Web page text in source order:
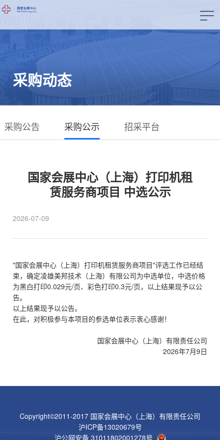
采购动态
采购公告 采购公示 招采平台
国家会展中心（上海）打印机租
赁服务商项目 中选公示
2026-07-09
"国家会展中心（上海）打印机租赁服务商项目"评选工作已经结
束，确定凌雄美邦技术（上海）有限公司为中选单位，中选价格
为黑白打印0.029元/页、彩色打印0.3元/页，以上结果现予以公
告。
以上结果现予以公告。
在此，对积极参与本项目的参选单位表示衷心感谢！
国家会展中心（上海）有限责任公司
2026年7月9日
Copyright©2011-2017 国家会展中心（上海）有限责任公司
沪ICP备13020679号
沪公网安备 31011802001278号